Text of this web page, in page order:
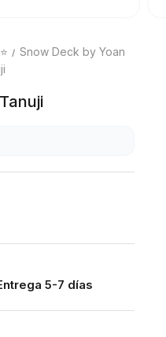
Snow Deck by Yoan
5-7 días